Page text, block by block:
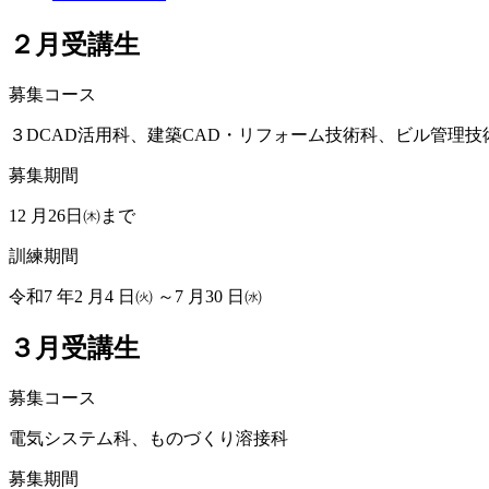
２月受講生
募集コース
３DCAD活用科、建築CAD・リフォーム技術科、ビル管理技
募集期間
12 月26日㈭まで
訓練期間
令和7 年2 月4 日㈫ ～7 月30 日㈬
３月受講生
募集コース
電気システム科、ものづくり溶接科
募集期間